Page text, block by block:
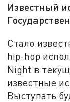
Известный
Стало
hip-hop
Night в
известные
Выступать